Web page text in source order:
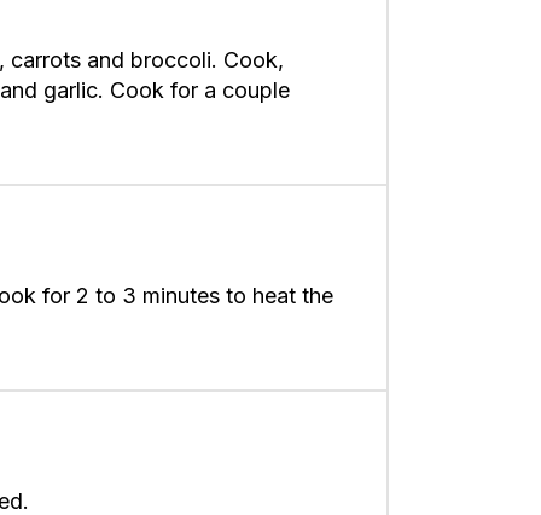
carrots and broccoli. Cook,
garlic. Cook for a couple
for 2 to 3 minutes to heat the